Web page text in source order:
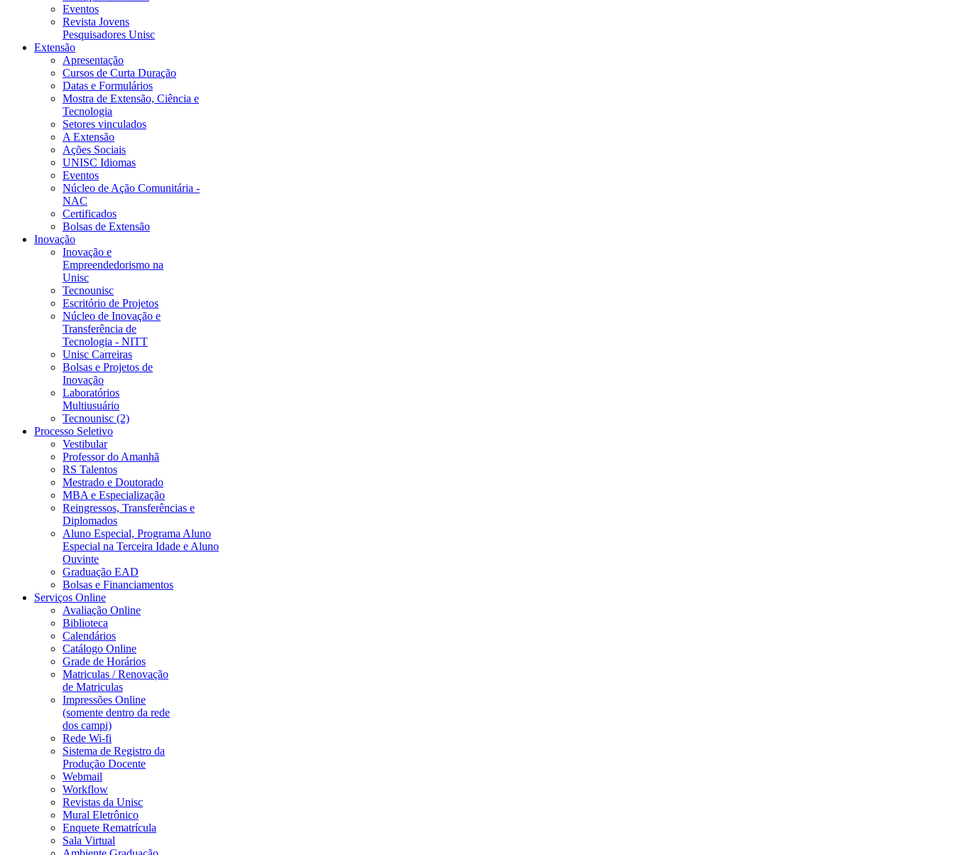
Eventos
Revista Jovens
Pesquisadores Unisc
Extensão
Apresentação
Cursos de Curta Duração
Datas e Formulários
Mostra de Extensão, Ciência e
Tecnologia
Setores vinculados
A Extensão
Ações Sociais
UNISC Idiomas
Eventos
Núcleo de Ação Comunitária -
NAC
Certificados
Bolsas de Extensão
Inovação
Inovação e
Empreendedorismo na
Unisc
Tecnounisc
Escritório de Projetos
Núcleo de Inovação e
Transferência de
Tecnologia - NITT
Unisc Carreiras
Bolsas e Projetos de
Inovação
Laboratórios
Multiusuário
Tecnounisc (2)
Processo Seletivo
Vestibular
Professor do Amanhã
RS Talentos
Mestrado e Doutorado
MBA e Especialização
Reingressos, Transferências e
Diplomados
Aluno Especial, Programa Aluno
Especial na Terceira Idade e Aluno
Ouvinte
Graduação EAD
Bolsas e Financiamentos
Serviços Online
Avaliação Online
Biblioteca
Calendários
Catálogo Online
Grade de Horários
Matriculas / Renovação
de Matriculas
Impressões Online
(somente dentro da rede
dos campi)
Rede Wi-fi
Sistema de Registro da
Produção Docente
Webmail
Workflow
Revistas da Unisc
Mural Eletrônico
Enquete Rematrícula
Sala Virtual